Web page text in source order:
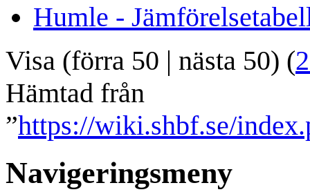
Humle -
Visa (förra 50 | nästa 50) (
Hämtad från
”https://wiki.shbf.se/
Navigeringsmeny